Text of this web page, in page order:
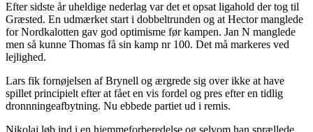
Efter sidste år uheldige nederlag var det et opsat ligahold der tog til
Græsted. En udmærket start i dobbeltrunden og at Hector manglede
for Nordkalotten gav god optimisme før kampen. Jan N manglede
men så kunne Thomas få sin kamp nr 100. Det må markeres ved
lejlighed.
Lars fik fornøjelsen af Brynell og ærgrede sig over ikke at have
spillet principielt efter at fået en vis fordel og pres efter en tidlig
dronnningeafbytning. Nu ebbede partiet ud i remis.